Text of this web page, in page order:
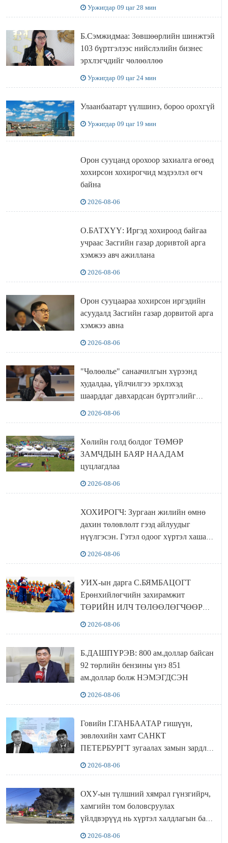
Уржигдар 09 цаг 28 мин
Б.Сэмжидмаа: Зөвшөөрлийн шинжтэй
103 бүртгэлээс нийслэлийн бизнес
эрхлэгчдийг чөлөөллөө
Уржигдар 09 цаг 24 мин
Улаанбаатарт үүлшинэ, бороо орохгүй
Уржигдар 09 цаг 19 мин
Орон сууцанд орохоор захиалга өгөөд
хохирсон хохирогчид мэдээлэл өгч
байна
2026-08-06
О.БАТХҮҮ: Иргэд хохироод байгаа
учраас Засгийн газар доривтой арга
хэмжээ авч ажиллана
2026-08-06
Орон сууцаараа хохирсон иргэдийн
асуудалд Засгийн газар дорвитой арга
хэмжээ авна
2026-08-06
"Чөлөөлье" санаачилгын хүрээнд
худалдаа, үйлчилгээ эрхлэхэд
шаарддаг давхардсан бүртгэлийг
2026-08-06
Хөлийн голд болдог ТӨМӨР
ЗАМЧДЫН БАЯР НААДАМ
цуцлагдлаа
2026-08-06
ХОХИРОГЧ: Зургаан жилийн өмнө
дахин төлөвлөлт гээд айлуудыг
нүүлгэсэн. Гэтэл одоог хүртэл хашаа
2026-08-06
УИХ-ын дарга С.БЯМБАЦОГТ
Ерөнхийлөгчийн захирамжит
ТӨРИЙН ИЛЧ ТӨЛӨӨЛӨГЧӨӨР
2026-08-06
Б.ДАШПҮРЭВ: 800 ам.доллар байсан
92 төрлийн бензины үнэ 851
ам.доллар болж НЭМЭГДСЭН
2026-08-06
Говийн Г.ГАНБААТАР гишүүн,
зөвлөхийн хамт САНКТ
ПЕТЕРБУРГТ зугаалах замын зардлаа
2026-08-06
ОХУ-ын түлшний хямрал гүнзгийрч,
хамгийн том боловсруулах
үйлдвэрүүд нь хүртэл халдлагын бай
2026-08-06